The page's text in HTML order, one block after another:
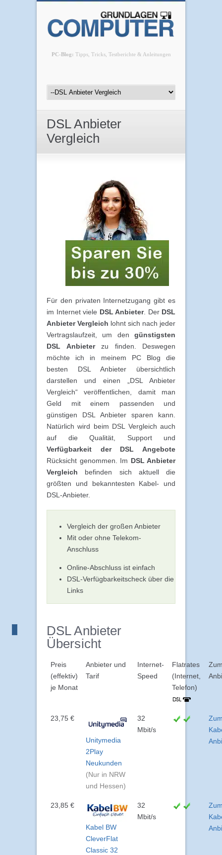
PC-Blog: Tipps, Tricks, Testberichte & Anleitungen
DSL Anbieter
Vergleich
Für den privaten Internetzugang gibt es
im Internet viele DSL Anbieter. Der DSL
Anbieter Vergleich lohnt sich nach jeder
Vertragslaufzeit, um den günstigsten
DSL Anbieterzu finden. Deswegen
möchte ich in meinem PC Blog die
besten DSL Anbieter übersichtlich
darstellen und einen „DSL Anbieter
Vergleich“ veröffentlichen, damit man
Geld mit einem passenden und
günstigen DSL Anbieter sparen kann.
Natürlich wird beim DSL Vergleich auch
auf die Qualität, Support und
Verfügbarkeit der DSL Angebote
Rücksicht genommen. Im DSL Anbieter
Vergleich befinden sich aktuell die
größten und bekanntesten Kabel- und
DSL-Anbieter.
Vergleich der großen Anbieter
Mit oder ohne Telekom-
Anschluss
Online-Abschluss ist einfach
DSL-Verfügbarkeitscheck über die
Links
DSL Anbieter
Übersicht
Preis
(effektiv)
je Monat
Anbieter und
Tarif
Internet-
Speed
Flatrates
(Internet,
Telefon)
23,75 €
Unitymedia
2Play
Neukunden
(Nur in NRW
und Hessen)
32
Mbit/s
23,85 €
Kabel BW
CleverFlat
Classic 32
32
Mbit/s